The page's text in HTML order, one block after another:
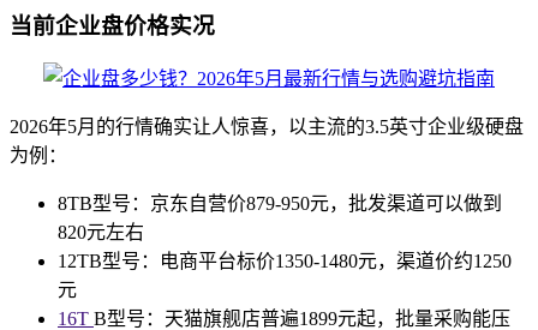
当前企业盘价格实况
2026年5月的行情确实让人惊喜，以主流的3.5英寸企业级硬盘
为例：
8TB型号：京东自营价879-950元，批发渠道可以做到
820元左右
12TB型号：电商平台标价1350-1480元，渠道价约1250
元
16T B型号：天猫旗舰店普遍1899元起，批量采购能压